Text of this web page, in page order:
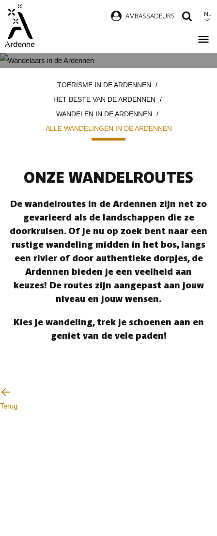
Overslaan
naar
inhoud
AMBASSADEURS NL
ARDENNEN
TOERISME IN DE ARDENNEN
HET BESTE VAN DE ARDENNEN
WANDELEN IN DE ARDENNEN
ALLE WANDELINGEN IN DE ARDENNEN
ONZE WANDELROUTES
De wandelroutes in de Ardennen zijn net zo
gevarieerd als de landschappen die ze
doorkruisen. Of je nu op zoek bent naar een
rustige wandeling midden in het bos, langs
een rivier of door authentieke dorpjes, de
Ardennen bieden je een veelheid aan
keuzes! De routes zijn aangepast aan jouw
niveau en jouw wensen.
Kies je wandeling, trek je schoenen aan en
geniet van de vele paden!
Terug